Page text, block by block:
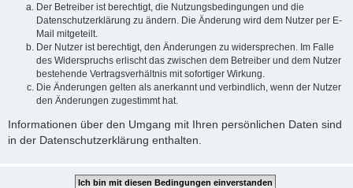
Der Betreiber ist berechtigt, die Nutzungsbedingungen und die
Datenschutzerklärung zu ändern. Die Änderung wird dem Nutzer per E-
Mail mitgeteilt.
Der Nutzer ist berechtigt, den Änderungen zu widersprechen. Im Falle
des Widerspruchs erlischt das zwischen dem Betreiber und dem Nutzer
bestehende Vertragsverhältnis mit sofortiger Wirkung.
Die Änderungen gelten als anerkannt und verbindlich, wenn der Nutzer
den Änderungen zugestimmt hat.
Informationen über den Umgang mit Ihren persönlichen Daten sind
in der Datenschutzerklärung enthalten.